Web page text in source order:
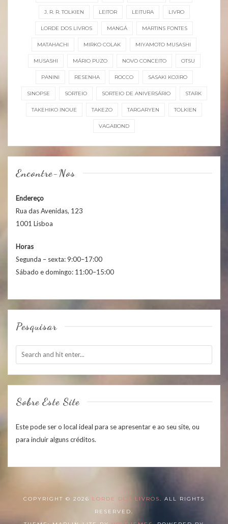
J. R. R. TOLKIEN LEITOR LEITURA LIVRO
LORDE DOS LIVROS MANGÁ MARTINS FONTES
MATAHACHI MIRKO COLAK MIYAMOTO MUSASHI
MUSASHI MÁRIO PUZO NOVO CONCEITO OTSU
PANINI RESENHA ROCCO SASAKI KOJIRO
SINOPSE SORTEIO SORTEIO DE ANIVERSÁRIO STARK
TAKEHIKO INOUE TAKEZO TARGARYEN TOLKIEN
VAGABOND
Encontre-Nos
Endereço
Rua das Avenidas, 123
1001 Lisboa
Horas
Segunda – sexta: 9:00–17:00
Sábado e domingo: 11:00–15:00
Pesquisar
Sobre Este Site
Este pode ser o local ideal para se apresentar e ao seu site, ou
para incluir alguns créditos.
COPYRIGHT © 2026 LORDE DOS LIVROS. ALL RIGHTS
RESERVED.